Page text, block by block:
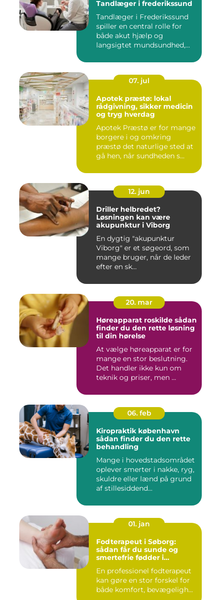
Tandlæger i frederikssund
Tandlæger i Frederikssund
spiller en central rolle for
både akut hjælp og
langsigtet mundsundhed,
07. jul
Apotek præstø: lokal
rådgivning, sikker medicin
og tryg hverdag
Apotek Præstø er for mange
borgere i og omkring
præstø det naturlige sted at
gå hen, når sundheden s...
12. jun
Driller helbredet?
Løsningen kan være
akupunktur i Viborg
En dygtig "akupunktur
Viborg" er et søgeord, som
mange bruger, når de leder
efter en sk...
20. mar
Høreapparat roskilde sådan
finder du den rette løsning
til din hørelse
At vælge høreapparat er for
mange en stor beslutning.
Det handler ikke kun om
teknik og priser, men ...
06. feb
Kiropraktik københavn
sådan finder du den rette
behandling
Mange i hovedstadsområdet
oplever smerter i nakke, ryg,
skuldre eller lænd på grund
af stillesiddend...
01. jan
Fodterapeut i Søborg:
sådan får du sunde og
smertefrie fødder i
En professionel fodterapeut
kan gøre en stor forskel for
både komfort, bevægeligh...